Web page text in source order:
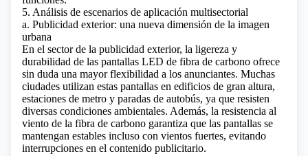
5. Análisis de escenarios de aplicación multisectorial
a. Publicidad exterior: una nueva dimensión de la imagen
urbana
En el sector de la publicidad exterior, la ligereza y
durabilidad de las pantallas LED de fibra de carbono ofrece
sin duda una mayor flexibilidad a los anunciantes. Muchas
ciudades utilizan estas pantallas en edificios de gran altura,
estaciones de metro y paradas de autobús, ya que resisten
diversas condiciones ambientales. Además, la resistencia al
viento de la fibra de carbono garantiza que las pantallas se
mantengan estables incluso con vientos fuertes, evitando
interrupciones en el contenido publicitario.